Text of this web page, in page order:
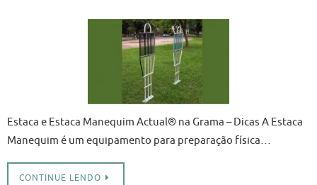
Estaca e Estaca Manequim Actual® na Grama – Dicas A Estaca
Manequim é um equipamento para preparação física…
CONTINUE LENDO